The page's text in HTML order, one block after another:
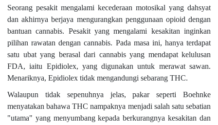
Seorang pesakit mengalami kecederaan motosikal yang dahsyat
dan akhirnya berjaya mengurangkan penggunaan opioid dengan
bantuan cannabis. Pesakit yang mengalami kesakitan inginkan
pilihan rawatan dengan cannabis. Pada masa ini, hanya terdapat
satu ubat yang berasal dari cannabis yang mendapat kelulusan
FDA, iaitu Epidiolex, yang digunakan untuk merawat sawan.
Menariknya, Epidiolex tidak mengandungi sebarang THC.
Walaupun tidak sepenuhnya jelas, pakar seperti Boehnke
menyatakan bahawa THC nampaknya menjadi salah satu sebatian
"utama" yang menyumbang kepada berkurangnya kesakitan dan